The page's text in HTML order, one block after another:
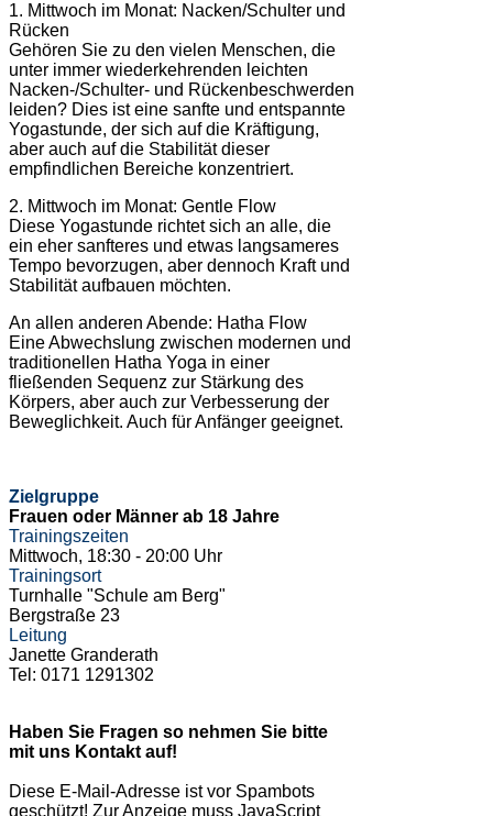
1. Mittwoch im Monat: Nacken/Schulter und
Rücken
Gehören Sie zu den vielen Menschen, die
unter immer wiederkehrenden leichten
Nacken-/Schulter- und Rückenbeschwerden
leiden? Dies ist eine sanfte und entspannte
Yogastunde, der sich auf die Kräftigung,
aber auch auf die Stabilität dieser
empfindlichen Bereiche konzentriert.
2. Mittwoch im Monat: Gentle Flow
Diese Yogastunde richtet sich an alle, die
ein eher sanfteres und etwas langsameres
Tempo bevorzugen, aber dennoch Kraft und
Stabilität aufbauen möchten.
An allen anderen Abende: Hatha Flow
Eine Abwechslung zwischen modernen und
traditionellen Hatha Yoga in einer
fließenden Sequenz zur Stärkung des
Körpers, aber auch zur Verbesserung der
Beweglichkeit. Auch für Anfänger geeignet.
Zielgruppe
Frauen oder Männer ab 18 Jahre
Trainingszeiten
Mittwoch, 18:30 - 20:00 Uhr
Trainingsort
Turnhalle "Schule am Berg"
Bergstraße 23
Leitung
Janette Granderath
Tel: 0171 1291302
Haben Sie Fragen so nehmen Sie bitte
mit uns Kontakt auf!
Diese E-Mail-Adresse ist vor Spambots
geschützt! Zur Anzeige muss JavaScript